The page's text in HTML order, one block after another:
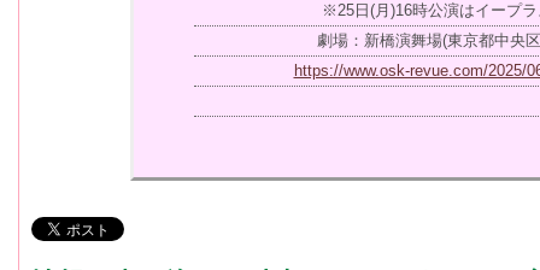
※25日(月)16時公演はイープ
劇場：新橋演舞場(東京都中央
https://www.osk-revue.com/2025/